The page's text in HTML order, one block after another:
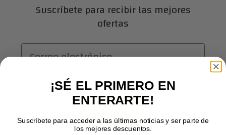
Suscríbete para recibir las mejores
ofertas
Correo electrónico
Suscribirme
¡SÉ EL PRIMERO EN
ENTERARTE!
Suscríbete para acceder a las últimas noticias y ser parte de
los mejores descuentos.